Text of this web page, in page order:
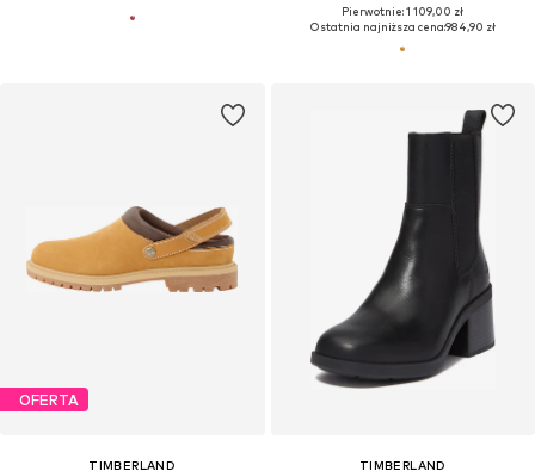
Pierwotnie: 1 109,00 zł
Ostatnia najniższa cena:984,90 zł
OFERTA
TIMBERLAND
TIMBERLAND